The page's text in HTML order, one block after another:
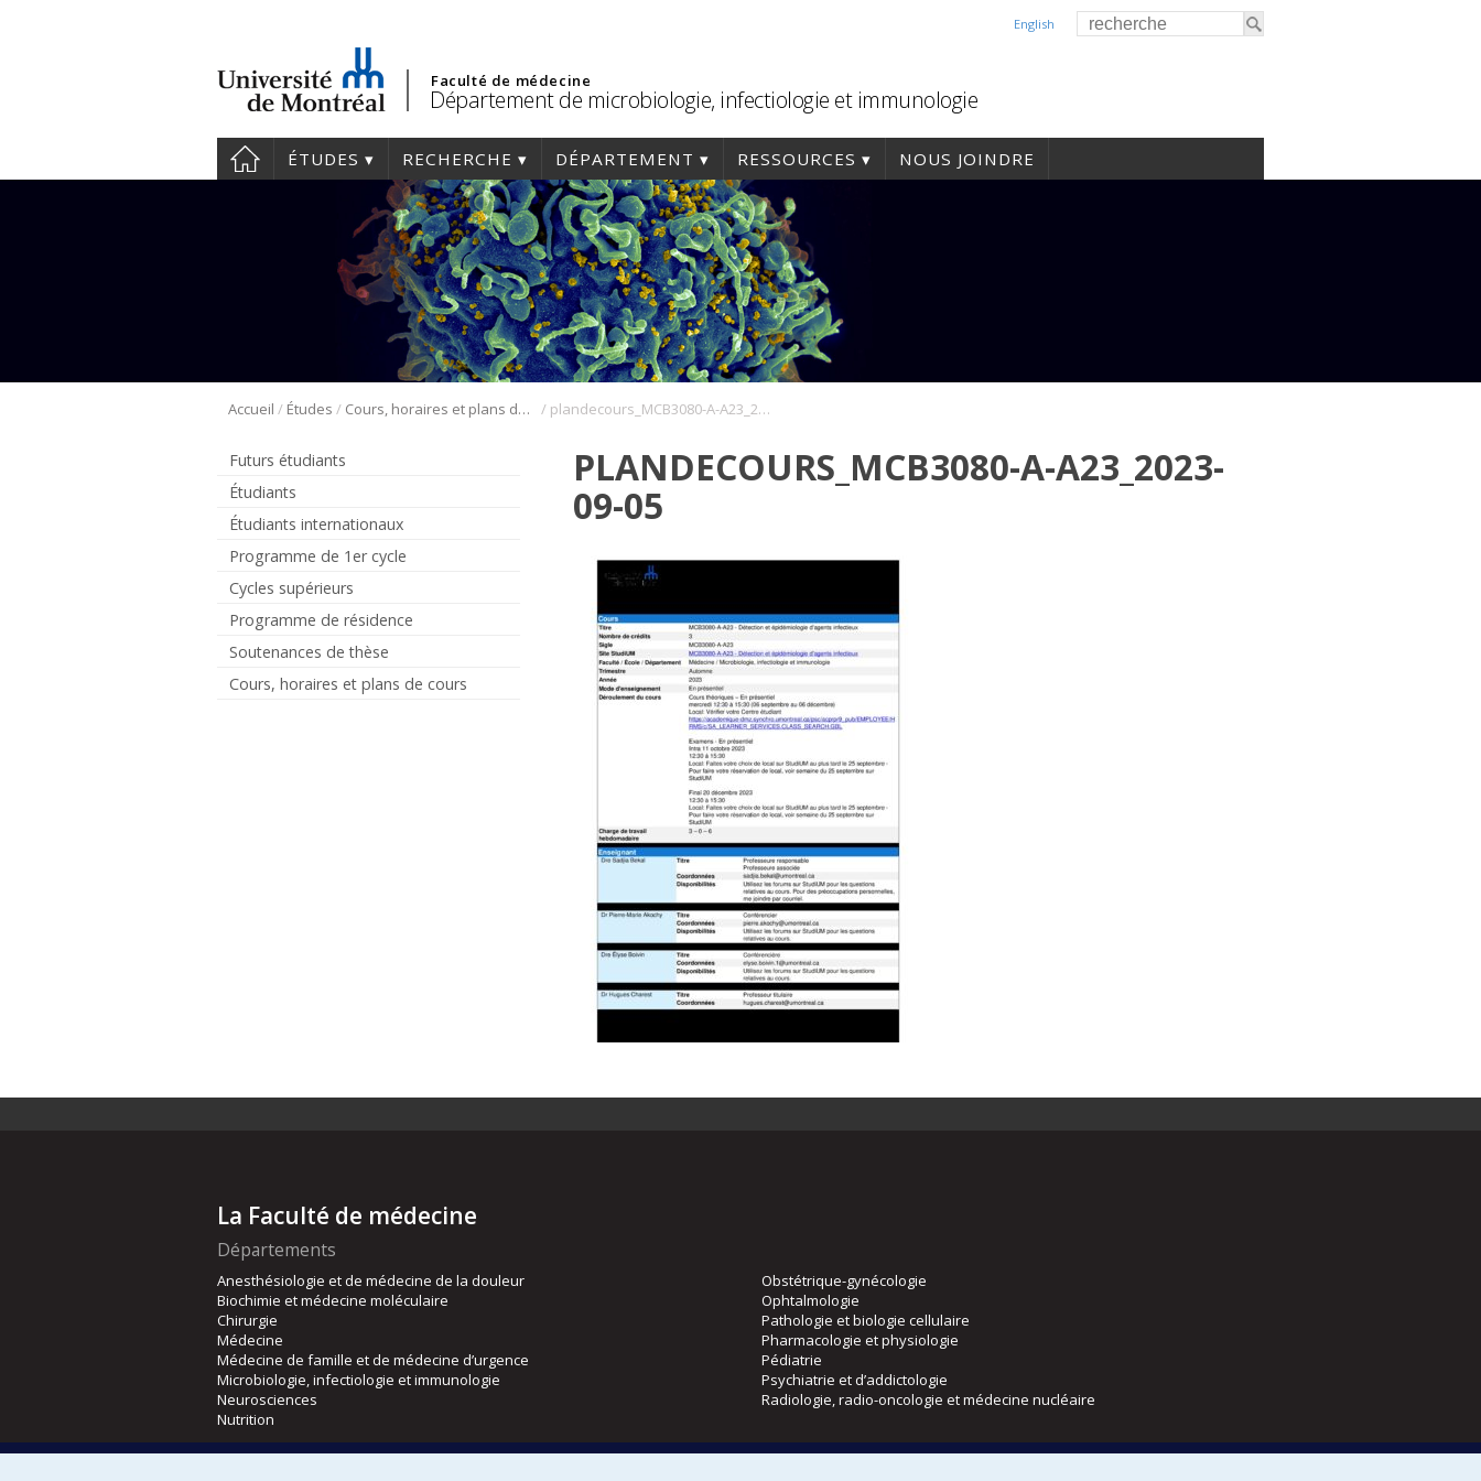
English
Faculté de médecine
Département de microbiologie, infectiologie et immunologie
ÉTUDES RECHERCHE DÉPARTEMENT RESSOURCES NOUS JOINDRE
Accueil / Études / Cours, horaires et plans de cours / plandecours_MCB3080-A-A23_2023-09-05
Futurs étudiants
Étudiants
Étudiants internationaux
Programme de 1er cycle
Cycles supérieurs
Programme de résidence
Soutenances de thèse
Cours, horaires et plans de cours
PLANDECOURS_MCB3080-A-A23_2023-
09-05
La Faculté de médecine
Départements
Anesthésiologie et de médecine de la douleur
Biochimie et médecine moléculaire
Chirurgie
Médecine
Médecine de famille et de médecine d’urgence
Microbiologie, infectiologie et immunologie
Neurosciences
Nutrition
Obstétrique-gynécologie
Ophtalmologie
Pathologie et biologie cellulaire
Pharmacologie et physiologie
Pédiatrie
Psychiatrie et d’addictologie
Radiologie, radio-oncologie et médecine nucléaire